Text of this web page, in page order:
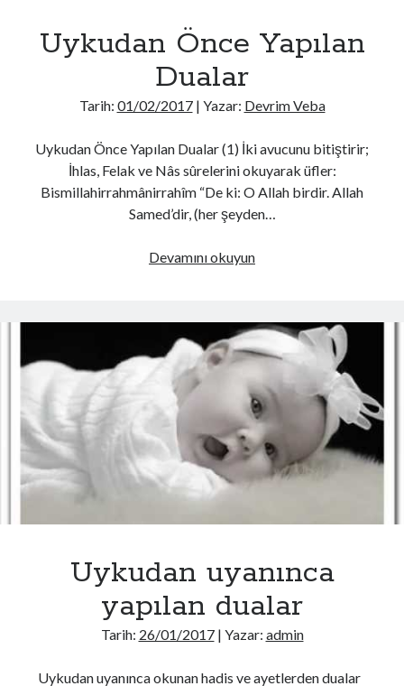
Uykudan Önce Yapılan
Dualar
Tarih: 01/02/2017| Yazar: Devrim Veba
Uykudan Önce Yapılan Dualar (1) İki avucunu bitiştirir;
İhlas, Felak ve Nâs sûrelerini okuyarak üfler:
Bismillahirrahmânirrahîm “De ki: O Allah birdir. Allah
Samed’dir, (her şeyden…
Devamını okuyunUykudan
Dualar
Uykudan uyanınca
yapılan dualar
Tarih: 26/01/2017| Yazar: admin
Uykudan uyanınca okunan hadis ve ayetlerden dualar